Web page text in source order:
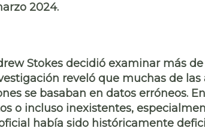
2024.
Stokes decidió examinar más
reveló que muchas de
se basaban en datos erróneos.
o incluso inexistentes,
había sido históricamente